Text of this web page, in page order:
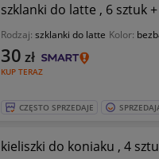
szklanki do latte , 6 sztuk
Rodzaj: szklanki do latte Kolor:
KUP TERAZ
30 zł
CZĘSTO SPRZEDAJE
kieliszki do koniaku , 4